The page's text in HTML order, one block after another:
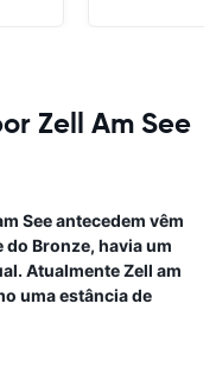
Zell Am See
See antecedem vêm
do Bronze, havia um
Atualmente Zell am
uma estância de